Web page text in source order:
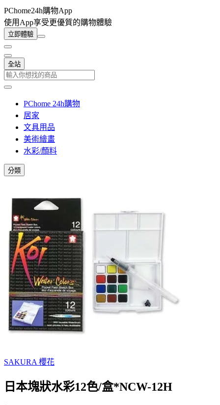
PChome24h購物App
使用App享受更優質的購物體驗
立即體驗
全站
PChome 24h購物
居家
文具用品
美術繪畫
水彩/顏料
分類
SAKURA 櫻花
日本塊狀水彩12色/盒*NCW-12H